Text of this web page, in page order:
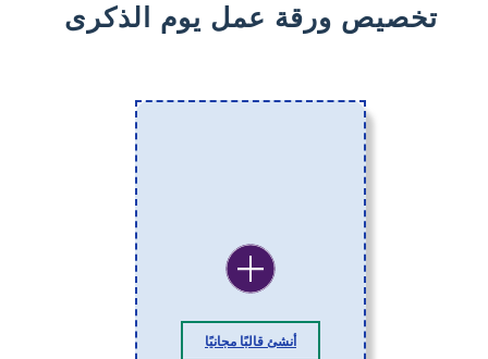
تخصيص ورقة عمل يوم الذكرى
أنشئ قالبًا مجانيًا